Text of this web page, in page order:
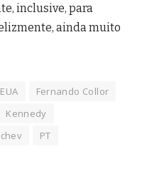
inclusive, para
ainda muito
EUA
Fernando Collor
Kennedy
PT